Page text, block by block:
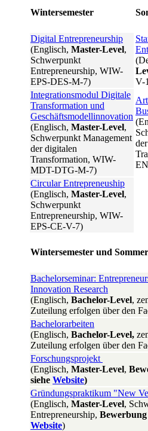
Wintersemester
Digital Entrepreneurship
(Englisch, Master-Level,
Schwerpunkt
Entrepreneurship, WIW-
EPS-DES-M-7)
V-
Integrationsmodul Digitale
Transformation und
Geschäftsmodellinnovation
(Englisch, Master-Level,
Schwerpunkt Management
der digitalen
Transformation, WIW-
MDT-DTG-M-7)
Circular Entrepreneuship
(Englisch, Master-Level,
Schwerpunkt
Entrepreneurship, WIW-
EPS-CE-V-7)
Wintersemester und
Bachelorseminar:
Innovation Research
(Englisch, Bachelor-Level,
Zuteilung erfolgen über den
Bachelorarbeiten
(Englisch, Bachelor-Level,
Zuteilung erfolgen über den
Forschungsprojekt
(Englisch, Master-Level,
siehe Website)
Gründungspraktikum "New
(Englisch, Master-Level,
Entrepreneurship,
Website)